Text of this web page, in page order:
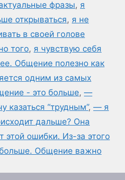
фразы, я
открываться, я не
в своей голове
того, я чувствую себя
Общение полезно как
одним из самых
- это больше, —
казаться “трудным”, — я
дальше? Она
этой ошибки. Из-за этого
Общение важно